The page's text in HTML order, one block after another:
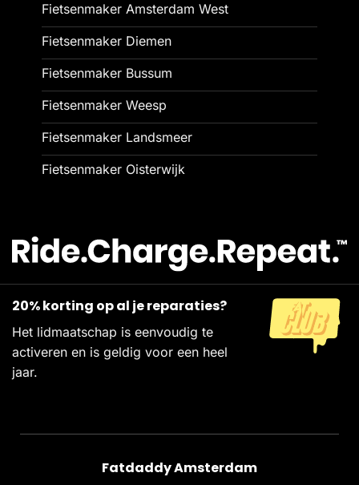
Fietsenmaker Amsterdam West
Fietsenmaker Diemen
Fietsenmaker Bussum
Fietsenmaker Weesp
Fietsenmaker Landsmeer
Fietsenmaker Oisterwijk
20% korting op al je reparaties?
Het lidmaatschap is eenvoudig te
activeren en is geldig voor een heel
jaar.
Fatdaddy Amsterdam